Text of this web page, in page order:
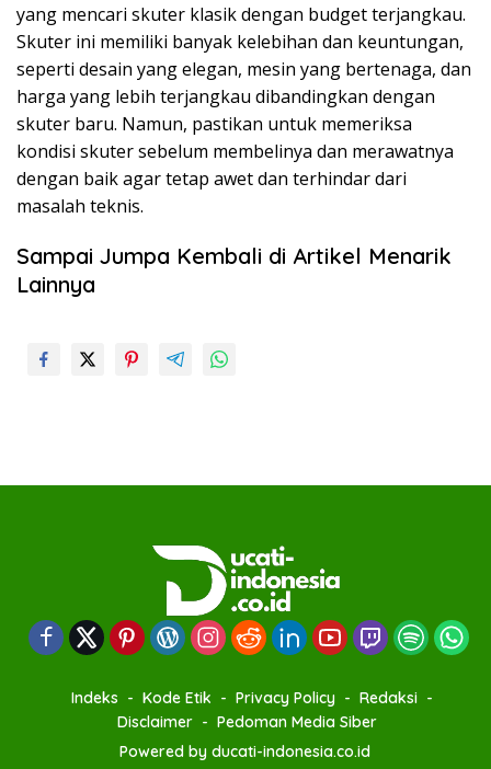
yang mencari skuter klasik dengan budget terjangkau.
Skuter ini memiliki banyak kelebihan dan keuntungan,
seperti desain yang elegan, mesin yang bertenaga, dan
harga yang lebih terjangkau dibandingkan dengan
skuter baru. Namun, pastikan untuk memeriksa
kondisi skuter sebelum membelinya dan merawatnya
dengan baik agar tetap awet dan terhindar dari
masalah teknis.
Sampai Jumpa Kembali di Artikel Menarik
Lainnya
Indeks Kode Etik Privacy Policy
Redaksi
Disclaimer
Pedoman Media Siber
Powered by ducati-indonesia.co.id